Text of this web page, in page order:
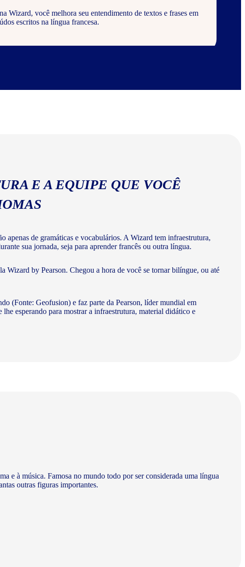
Wizard, você melhora seu entendimento de textos e frases em
escritos na língua francesa.
E A EQUIPE QUE VOCÊ
apenas de gramáticas e vocabulários. A Wizard tem infraestrutura,
sua jornada, seja para aprender francês ou outra língua.
Wizard by Pearson. Chegou a hora de você se tornar bilíngue, ou até
(Fonte: Geofusion) e faz parte da Pearson, líder mundial em
esperando para mostrar a infraestrutura, material didático e
e à música. Famosa no mundo todo por ser considerada uma língua
outras figuras importantes.